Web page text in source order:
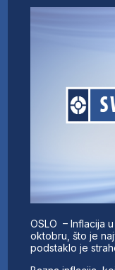
FINANSIJE
UČLANI SE
OSLO – Inflacija
oktobru, što je
podstaklo je